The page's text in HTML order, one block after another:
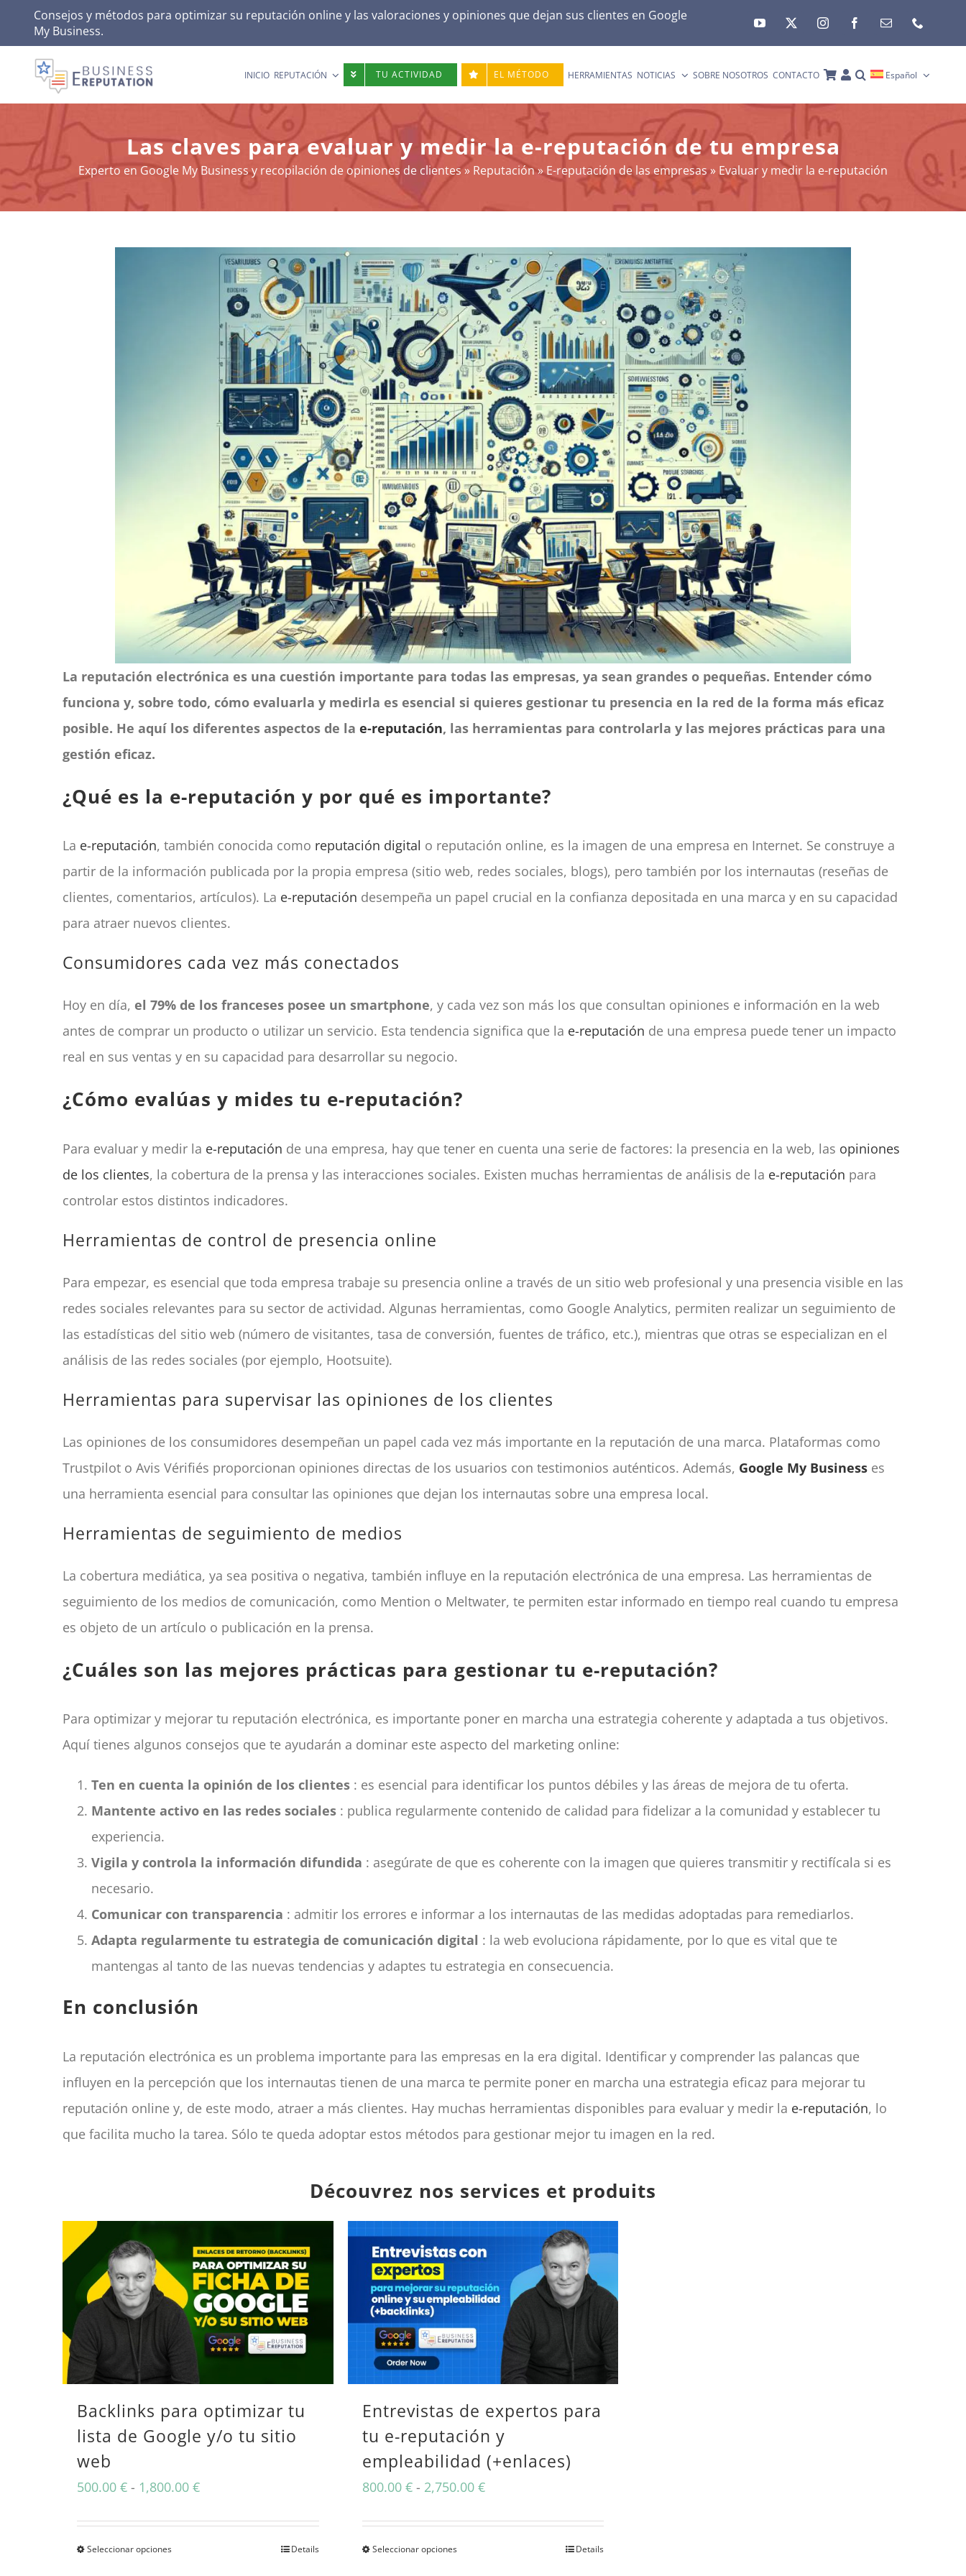
content
Consejos y métodos para optimizar su reputación online y las valoraciones y opiniones que dejan sus clientes en Google
My Business.
INICIO REPUTACIÓN TU ACTIVIDAD EL MÉTODO HERRAMIENTAS NOTICIAS SOBRE NOSOTROS CONTACTO Español
Las claves para evaluar y medir la e-reputación de tu empresa
Experto en Google My Business y recopilación de opiniones de clientes» Reputación»E-reputación de las empresas» Evaluar y medir la e-reputación
La reputación electrónica es una cuestión importante para todas las empresas, ya sean grandes o pequeñas. Entender cómo
funciona y, sobre todo, cómo evaluarla y medirla es esencial si quieres gestionar tu presencia en la red de la forma más eficaz
posible. He aquí los diferentes aspectos de la e-reputación, las herramientas para controlarla y las mejores prácticas para una
gestión eficaz.
¿Qué es la e-reputación y por qué es importante?
La e-reputación, también conocida como reputación digital o reputación online, es la imagen de una empresa en Internet. Se construye a
partir de la información publicada por la propia empresa (sitio web, redes sociales, blogs), pero también por los internautas (reseñas de
clientes, comentarios, artículos). La e-reputación desempeña un papel crucial en la confianza depositada en una marca y en su capacidad
para atraer nuevos clientes.
Consumidores cada vez más conectados
Hoy en día, el 79% de los franceses posee un smartphone, y cada vez son más los que consultan opiniones e información en la web
antes de comprar un producto o utilizar un servicio. Esta tendencia significa que la e-reputación de una empresa puede tener un impacto
real en sus ventas y en su capacidad para desarrollar su negocio.
¿Cómo evalúas y mides tu e-reputación?
Para evaluar y medir la e-reputación de una empresa, hay que tener en cuenta una serie de factores: la presencia en la web, las opiniones
de los clientes, la cobertura de la prensa y las interacciones sociales. Existen muchas herramientas de análisis de la e-reputación para
controlar estos distintos indicadores.
Herramientas de control de presencia online
Para empezar, es esencial que toda empresa trabaje su presencia online a través de un sitio web profesional y una presencia visible en las
redes sociales relevantes para su sector de actividad. Algunas herramientas, como Google Analytics, permiten realizar un seguimiento de
las estadísticas del sitio web (número de visitantes, tasa de conversión, fuentes de tráfico, etc.), mientras que otras se especializan en el
análisis de las redes sociales (por ejemplo, Hootsuite).
Herramientas para supervisar las opiniones de los clientes
Las opiniones de los consumidores desempeñan un papel cada vez más importante en la reputación de una marca. Plataformas como
Trustpilot o Avis Vérifiés proporcionan opiniones directas de los usuarios con testimonios auténticos. Además, Google My Businesses
una herramienta esencial para consultar las opiniones que dejan los internautas sobre una empresa local.
Herramientas de seguimiento de medios
La cobertura mediática, ya sea positiva o negativa, también influye en la reputación electrónica de una empresa. Las herramientas de
seguimiento de los medios de comunicación, como Mention o Meltwater, te permiten estar informado en tiempo real cuando tu empresa
es objeto de un artículo o publicación en la prensa.
¿Cuáles son las mejores prácticas para gestionar tu e-reputación?
Para optimizar y mejorar tu reputación electrónica, es importante poner en marcha una estrategia coherente y adaptada a tus objetivos.
Aquí tienes algunos consejos que te ayudarán a dominar este aspecto del marketing online:
Ten en cuenta la opinión de los clientes : es esencial para identificar los puntos débiles y las áreas de mejora de tu oferta.
Mantente activo en las redes sociales : publica regularmente contenido de calidad para fidelizar a la comunidad y establecer tu
experiencia.
Vigila y controla la información difundida : asegúrate de que es coherente con la imagen que quieres transmitir y rectifícala si es
necesario.
Comunicar con transparencia : admitir los errores e informar a los internautas de las medidas adoptadas para remediarlos.
Adapta regularmente tu estrategia de comunicación digital : la web evoluciona rápidamente, por lo que es vital que te
mantengas al tanto de las nuevas tendencias y adaptes tu estrategia en consecuencia.
En conclusión
La reputación electrónica es un problema importante para las empresas en la era digital. Identificar y comprender las palancas que
influyen en la percepción que los internautas tienen de una marca te permite poner en marcha una estrategia eficaz para mejorar tu
reputación online y, de este modo, atraer a más clientes. Hay muchas herramientas disponibles para evaluar y medir la e-reputación, lo
que facilita mucho la tarea. Sólo te queda adoptar estos métodos para gestionar mejor tu imagen en la red.
Découvrez nos services et produits
Backlinks para optimizar tu
lista de Google y/o tu sitio
web
500.00 € - 1,800.00 €Rango
Seleccionar opcionesEste
Details
Entrevistas de expertos para
tu e-reputación y
empleabilidad (+enlaces)
800.00 € - 2,750.00 €Rango
Seleccionar opcionesEste
Details